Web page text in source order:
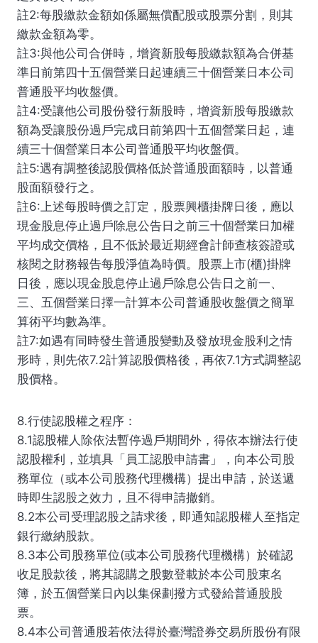
註2:每股繳款金額如係屬無償配股或股票分割，則其
繳款金額為零。
註3:與他公司合併時，增資新股每股繳款額為合併基
準日前第四十五個營業日起連續三十個營業日本公司
普通股平均收盤價。
註4:受讓他公司股份發行新股時，增資新股每股繳款
額為受讓股份過戶完成日前第四十五個營業日起，連
續三十個營業日本公司普通股平均收盤價。
註5:遇有調整後認股價格低於普通股面額時，以普通
股面額發行之。
註6:上述每股時價之訂定，股票興櫃掛牌日後，應以
現金股息停止過戶除息公告日之前三十個營業日加權
平均成交價格，且不低於最近期經會計師查核簽證或
核閱之財務報告每股淨值為時價。股票上市(櫃)掛牌
日後，應以現金股息停止過戶除息公告日之前一、
三、五個營業日擇一計算本公司普通股收盤價之簡單
算術平均數為準。
註7:如遇有同時發生普通股變動及發放現金股利之情
形時，則先依7.2計算認股價格後，再依7.1方式調整認
股價格。
8.行使認股權之程序：
8.1認股權人除依法暫停過戶期間外，得依本辦法行使
認股權利，並填具「員工認股申請書」，向本公司股
務單位（或本公司股務代理機構）提出申請，於送遞
時即生認股之效力，且不得申請撤銷。
8.2本公司受理認股之請求後，即通知認股權人至指定
銀行繳納股款。
8.3本公司股務單位(或本公司股務代理機構）於確認
收足股款後，將其認購之股數登載於本公司股東名
簿，於五個營業日內以集保劃撥方式發給普通股股
票。
8.4本公司普通股若依法得於臺灣證券交易所股份有限